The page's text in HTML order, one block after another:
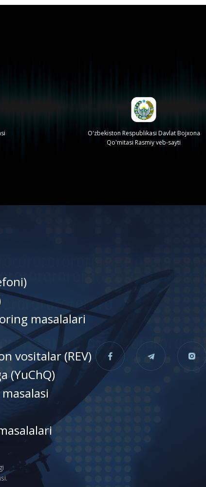
O'zbekiston Respublikasi Davlat Bojxona
Qo'mitasi Rasmiy veb-sayti
masalalari
vositalar (REV)
(YuChQ)